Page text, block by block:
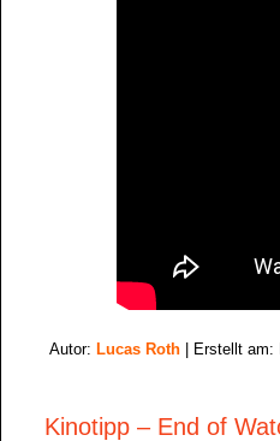
Autor: Lucas Roth | Erstellt am:
Kinotipp – End of